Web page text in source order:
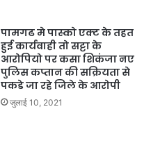
पामगढ मे पास्को एक्ट के तहत
हुई कार्यवाही तो सट्टा के
आरोपियो पर कसा शिकंजा नए
पुलिस कप्तान की सक्रियता से
पकडे जा रहे जिले के आरोपी
जुलाई 10, 2021